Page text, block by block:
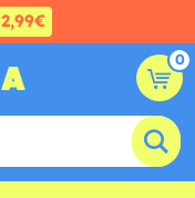
2,99€
0